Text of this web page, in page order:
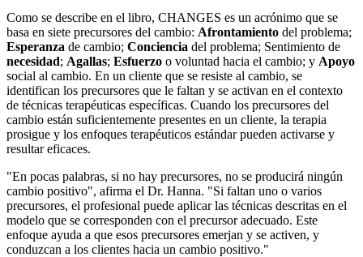
Como se describe en el libro, CHANGES es un acrónimo que se
basa en siete precursores del cambio: Afrontamiento del problema;
Esperanza de cambio; Conciencia del problema; Sentimiento de
necesidad; Agallas; Esfuerzo o voluntad hacia el cambio; y Apoyo
social al cambio. En un cliente que se resiste al cambio, se
identifican los precursores que le faltan y se activan en el contexto
de técnicas terapéuticas específicas. Cuando los precursores del
cambio están suficientemente presentes en un cliente, la terapia
prosigue y los enfoques terapéuticos estándar pueden activarse y
resultar eficaces.
"En pocas palabras, si no hay precursores, no se producirá ningún
cambio positivo", afirma el Dr. Hanna. "Si faltan uno o varios
precursores, el profesional puede aplicar las técnicas descritas en el
modelo que se corresponden con el precursor adecuado. Este
enfoque ayuda a que esos precursores emerjan y se activen, y
conduzcan a los clientes hacia un cambio positivo."